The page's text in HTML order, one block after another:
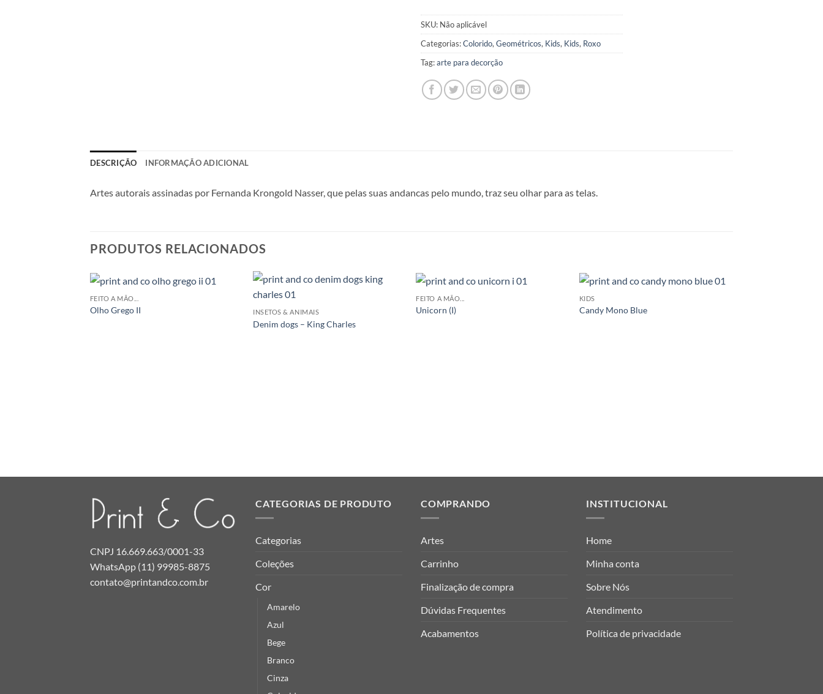
SKU: Não aplicável
Categorias:Colorido,Geométricos, Kids, Kids, Roxo
Tag:arte para decorção
DESCRIÇÃO INFORMAÇÃO ADICIONAL
Artes autorais assinadas por Fernanda Krongold Nasser, que pelas suas andancas pelo mundo, traz seu olhar para as telas.
PRODUTOS RELACIONADOS
FEITO A MÃO...
Olho Grego II INSETOS & ANIMAIS
Denim dogs – King Charles
FEITO A MÃO...
Unicorn (I)
KIDS
Candy Mono Blue
CNPJ 16.669.663/0001-33
WhatsApp (11) 99985-8875
contato@printandco.com.br
CATEGORIAS DE PRODUTO
Categorias
Coleções
Cor
Amarelo
Azul
Bege
Branco
Cinza
COMPRANDO
Artes
Carrinho
Finalização de compra
Dúvidas Frequentes
Acabamentos
INSTITUCIONAL
Home
Minha conta
Sobre Nós
Atendimento
Política de privacidade